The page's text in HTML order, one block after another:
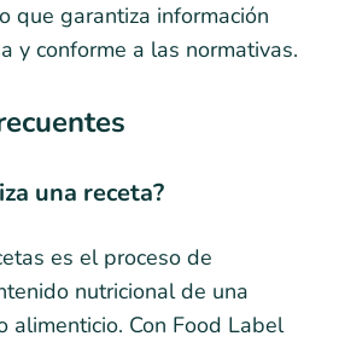
que garantiza información
y conforme a las normativas.
una receta?
es el proceso de
nutricional de una
alimenticio. Con Food Label